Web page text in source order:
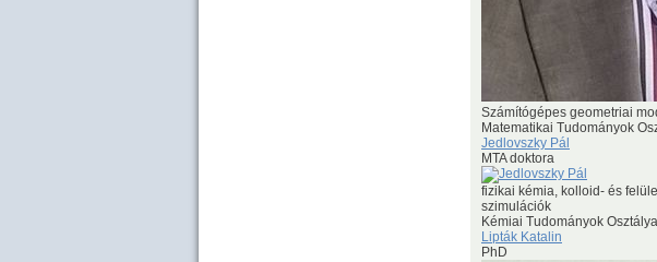
Számítógépes geometriai
Matematikai Tudományok
Jedlovszky Pál
MTA doktora
fizikai kémia, kolloid- és
szimulációk
Kémiai Tudományok Osztálya
Lipták Katalin
PhD